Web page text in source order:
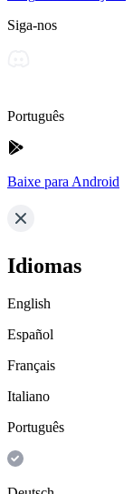
Siga-nos
Português
Baixe para Android
Idiomas
English
Español
Français
Italiano
Português